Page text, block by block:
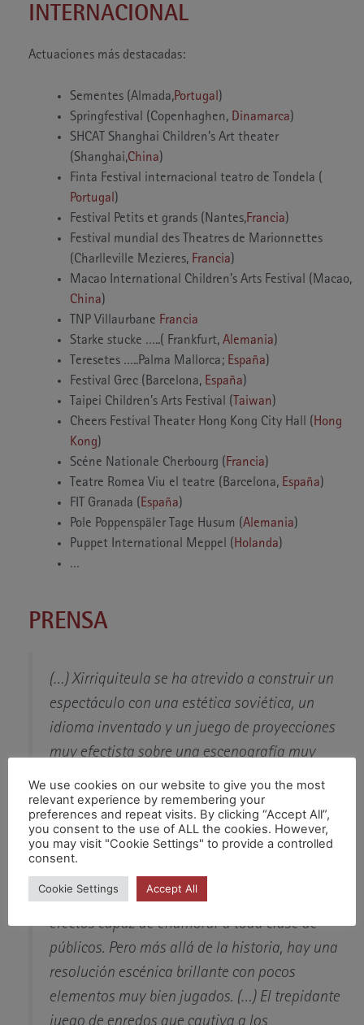
INTERNACIONAL
Actuaciones más destacadas:
Sementes (Almada,Portugal)
Springfestival (Copenhaghen, Dinamarca)
SHCAT Shanghai Children’s Art theater
(Shanghai,China)
Finta Festival internacional teatro de Tondela (
Portugal)
Festival Petits et grands (Nantes,Francia)
Festival mundial des Theatres de Marionnettes
(Charlleville Mezieres, Francia)
Macao International Children’s Arts Festival (Macao,
China)
TNP Villaurbane Francia
Starke stucke …..( Frankfurt, Alemania)
Teresetes …..Palma Mallorca; España)
Festival Grec (Barcelona, España)
Taipei Children’s Arts Festival ( Taiwan)
Cheers Festival Theater Hong Kong City Hall (Hong
Kong)
Scéne Nationale Cherbourg (Francia)
Teatre Romea Viu el teatre (Barcelona, España)
FIT Granada (España)
Pole Poppenspäler Tage Husum (Alemania)
Puppet International Meppel (Holanda)
…
PRENSA
(…) Xirriquiteula se ha atrevido a construir un
espectáculo con una estética soviética, un
idioma inventado y un juego de proyecciones
muy efectista sobre una escenografía muy
depurada. Es un trabajo precioso Y valiente.
Xirriquiteula no elude incluir argumentos
dramáticos en las obras teatrales.
Jordi Bordes, 15 marzo 2019
(…) “Laika” deviene una preciosa historia de
efectos capaz de enamorar a toda clase de
públicos. Pero más allá de la historia, hay una
resolución escénica brillante con pocos
elementos muy bien jugados. (…) El trepidante
We use cookies on our website to give you the most
relevant experience by remembering your
preferences and repeat visits. By clicking “Accept All”,
you consent to the use of ALL the cookies. However,
you may visit "Cookie Settings" to provide a controlled
consent.
Cookie Settings Accept All